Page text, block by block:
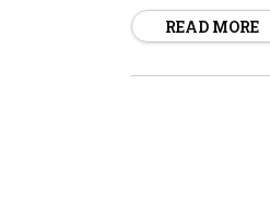
READ MORE